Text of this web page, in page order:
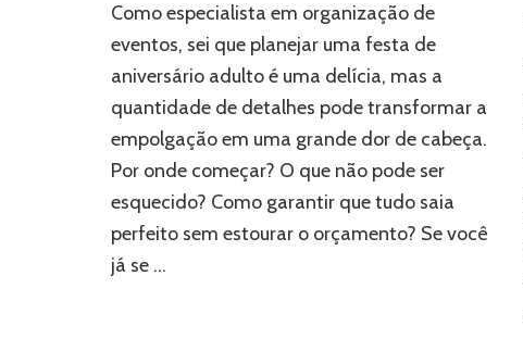
Como especialista em organização de
eventos, sei que planejar uma festa de
aniversário adulto é uma delícia, mas a
quantidade de detalhes pode transformar a
empolgação em uma grande dor de cabeça.
Por onde começar? O que não pode ser
esquecido? Como garantir que tudo saia
perfeito sem estourar o orçamento? Se você
já se …